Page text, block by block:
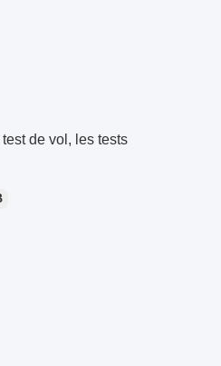
de vol, les tests